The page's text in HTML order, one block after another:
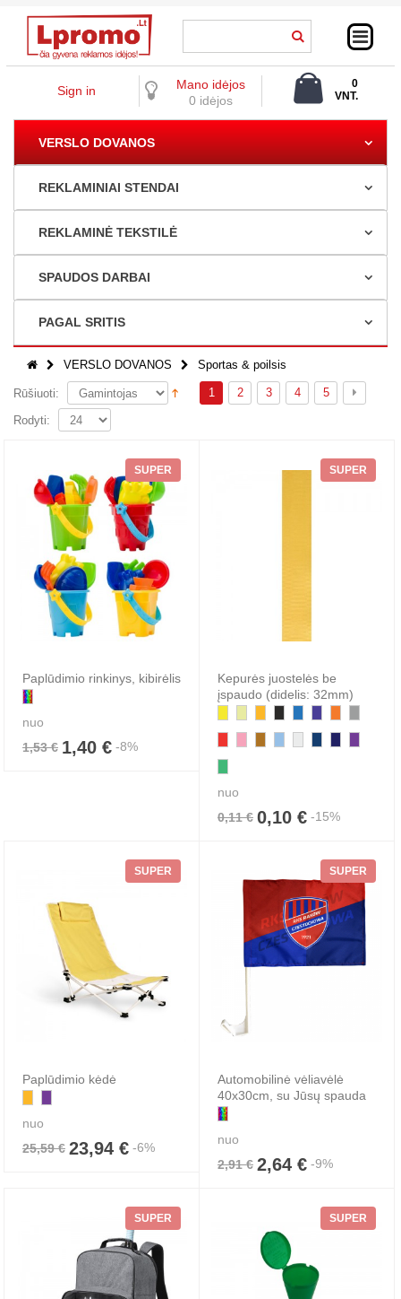
Sign in
Mano idėjos
0 idėjos
0
VNT.
VERSLO DOVANOS
REKLAMINIAI STENDAI
REKLAMINĖ TEKSTILĖ
SPAUDOS DARBAI
PAGAL SRITIS
VERSLO DOVANOS Sportas & poilsis
Rūšiuoti: 1 2 3 4 5
Rodyti:
SUPER
Paplūdimio rinkinys, kibirėlis
nuo
1,53 € 1,40 € -8%
SUPER
Kepurės juostelės be
įspaudo (didelis: 32mm)
nuo
0,11 € 0,10 € -15%
SUPER
Paplūdimio kėdė
nuo
25,59 € 23,94 € -6%
SUPER
Automobilinė vėliavėlė
40x30cm, su Jūsų spauda
nuo
2,91 € 2,64 € -9%
SUPER SUPER